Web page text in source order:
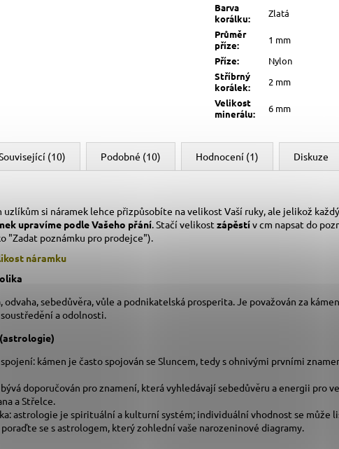
Barva
korálku:
Zlatá
Průměr
příze:
1 mm
Příze:
Nylon
Stříbrný
korálek:
2 mm
Velikost
minerálu: 6 mm
(10) Podobné (10) Hodnocení (1) Diskuze
uzlíkům si náramek lehce přizpůsobíte na velikost Vaší ruky, ale jelikož
upravíme podle Vašeho přání . Stačí velikost zápěstív cm napsat do
"Zadat poznámku pro prodejce").
náramku
odvaha, sebedůvěra, vůle a podnikatelská prosperita. Je považován za
a odolnosti.
kámen je často spojován se Sluncem, tedy s ohnivými prvními
doporučován pro znamení, která vyhledávají sebedůvěru a energii pro
a Střelce.
astrologie je spirituální a kulturní systém; individuální vhodnost se může
se s astrologem, který zohlední vaše narozeninové diagramy.